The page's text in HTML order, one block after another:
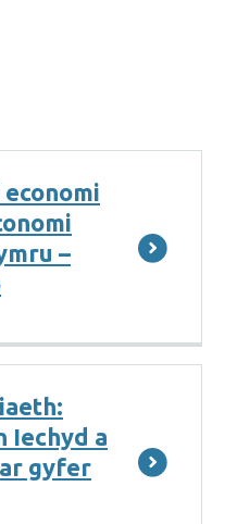
economi
–
Iechyd a
gyfer